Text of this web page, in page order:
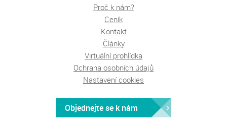
Proč k nám?
Ceník
Kontakt
Články
Virtuální prohlídka
Ochrana osobních údajů
Nastavení cookies
Objednejte se k nám